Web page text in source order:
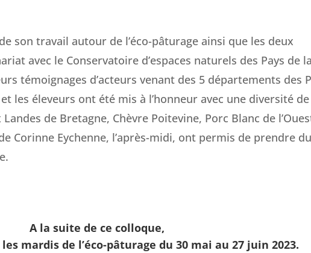
son travail autour de l’éco-pâturage ainsi que les deux
avec le Conservatoire d’espaces naturels des Pays de
témoignages d’acteurs venant des 5 départements des
les éleveurs ont été mis à l’honneur avec une diversité
de Bretagne, Chèvre Poitevine, Porc Blanc de
Corinne Eychenne, l’après-midi, ont permis de prendre
A la suite de ce colloque,
les mardis de l’éco-pâturage du 30 mai au 27 juin 2023.